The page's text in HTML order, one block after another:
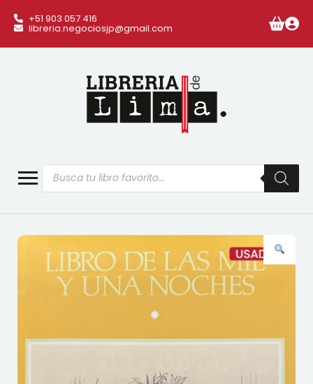
+51 903 057 416
libreria.negociosjp@gmail.com
Búsqueda
de
productos